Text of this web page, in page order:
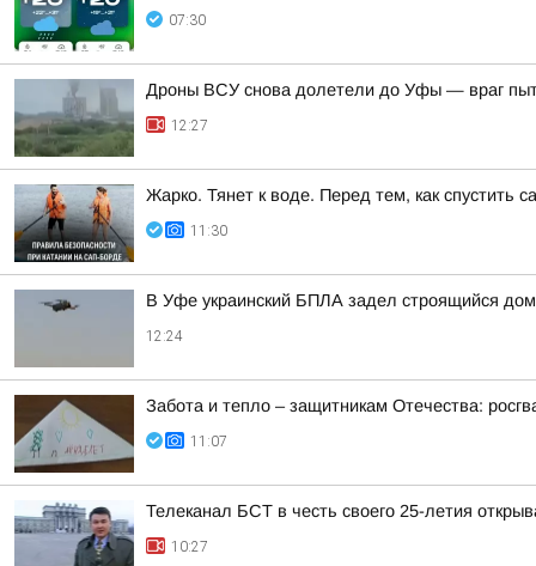
07:30
Дроны ВСУ снова долетели до Уфы — враг
12:27
Жарко. Тянет к воде. Перед тем, как спустить
11:30
В Уфе украинский БПЛА задел строящийся дом
12:24
Забота и тепло – защитникам Отечества:
11:07
Телеканал БСТ в честь своего 25-летия
10:27